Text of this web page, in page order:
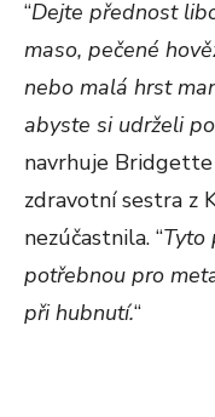
“Dejte přednost
maso, pečené
nebo malá hrst
abyste si udrželi
navrhuje
zdravotní sestra z
nezúčastnila. “Tyto
potřebnou pro
při hubnutí.“